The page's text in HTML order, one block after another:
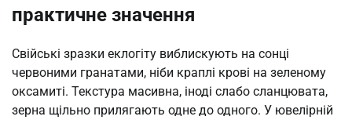
практичне значення
Свійські зразки еклогіту виблискують на сонці
червоними гранатами, ніби краплі крові на зеленому
оксамиті. Текстура масивна, іноді слабо сланцювата,
зерна щільно прилягають одне до одного. У ювелірній